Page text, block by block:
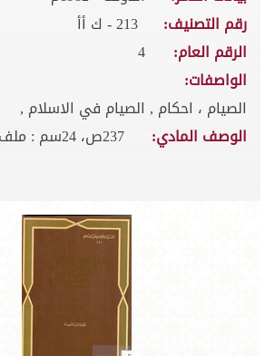
رقم التصنيف:
213 - ك أأ
الرقم العام:
4
الواصفات:
الصيام ، احكام , الصيام في الاسلام ,
الوصف المادي:
237ص، 24سم : ملف pdf